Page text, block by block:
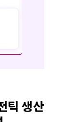
틱 생산